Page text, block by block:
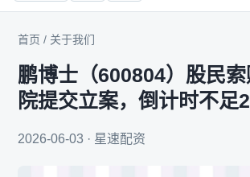
首页 / 关于我们
鹏博士（600804）股民
院提交立案，倒计时不足2
2026-06-03 · 星速配资